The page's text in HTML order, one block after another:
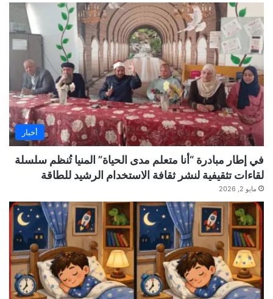
أخبار
في إطار مبادرة “أنا متعلم مدى الحياة” المنيا تُنظم سلسلة
لقاءات تثقيفية لنشر ثقافة الاستخدام الرشيد للطاقة
مايو 2, 2026